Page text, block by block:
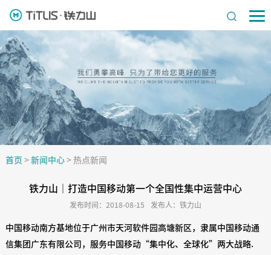
首页 > 新闻中心> 热点新闻
铁力山｜打造中国移动第一个全国性集中运营中心
发布时间：2018-08-15 发布人：铁力山
中国移动南方基地位于广州市天河软件园高塘新区，隶属中国移动通
信集团广东有限公司，服务中国移动“集中化、全球化”两大战略.